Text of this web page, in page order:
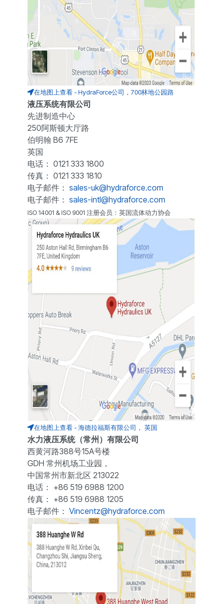
在地图上查看 - HydraForce公司，700林地公园路
液压系统有限公司
先进制造中心
250阿斯顿大厅路
伯明翰 B6 7FE
英国
电话： 0121 333 1800
传真： 0121 333 1810
电子邮件： sales-uk@hydraforce.com
电子邮件： sales-intl@hydraforce.com
ISO 14001 & ISO 9001 注册会员：英国流体动力协会
在地图上查看 - 海德拉福斯有限公司， 英国
水力液压系统（常州）有限公司
西黄河路388号15A号楼
GDH 常州机场工业园，
中国常州市新北区 213022
电话： +86 519 6988 1200
传真： +86 519 6988 1205
电子邮件： Vincentz@hydraforce.com